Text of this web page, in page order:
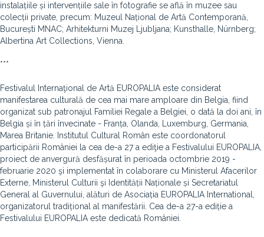
instalațiile și intervențiile sale în fotografie se află în muzee sau
colecții private, precum: Muzeul Național de Artă Contemporană,
București MNAC; Arhitekturni Muzej Ljubljana; Kunsthalle, Nürnberg;
Albertina Art Collections, Vienna.
***
Festivalul Internaţional de Artă EUROPALIA este considerat
manifestarea culturală de cea mai mare amploare din Belgia, fiind
organizat sub patronajul Familiei Regale a Belgiei, o dată la doi ani, în
Belgia și în țări învecinate - Franța, Olanda, Luxemburg, Germania,
Marea Britanie. Institutul Cultural Român este coordonatorul
participării României la cea de-a 27 a ediţie a Festivalului EUROPALIA,
proiect de anvergură desfășurat în perioada octombrie 2019 -
februarie 2020 şi implementat în colaborare cu Ministerul Afacerilor
Externe, Ministerul Culturii şi Identității Naționale și Secretariatul
General al Guvernului, alături de Asociația EUROPALIA International,
organizatorul tradițional al manifestării. Cea de-a 27-a ediție a
Festivalului EUROPALIA este dedicată României.